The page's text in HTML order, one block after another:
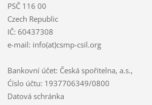
PSČ 116 00
Czech Republic
IČ: 60437308
e-mail: info(at)csmp-csil.org
Bankovní účet: Česká spořitelna, a.s.,
Ćíslo účtu: 1937706349/0800
Datová schránka